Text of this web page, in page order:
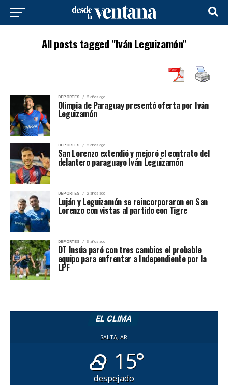
All posts tagged "Iván Leguizamón"
DEPORTES 2 años ago
Olimpia de Paraguay presentó oferta por Iván
Leguizamón
DEPORTES 2 años ago
San Lorenzo extendió y mejoró el contrato del
delantero paraguayo Iván Leguizamón
DEPORTES 2 años ago
Luján y Leguizamón se reincorporaron en San
Lorenzo con vistas al partido con Tigre
DEPORTES 3 años ago
DT Insúa paró con tres cambios el probable
equipo para enfrentar a Independiente por la
LPF
EL CLIMA
SALTA, AR
15°
despejado